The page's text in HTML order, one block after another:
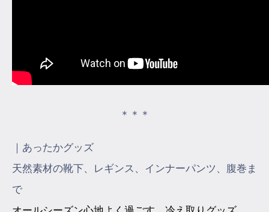
＊＊＊
｜あったかグッズ
天然素材の靴下、レギンス、インナーパンツ、腹巻ま
で